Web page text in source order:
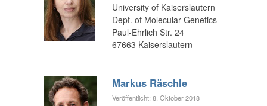
University of Kaiserslautern
Dept. of Molecular Genetics
Paul-Ehrlich Str. 24
67663 Kaiserslautern
Markus Räschle
Veröffentlicht: 8. Oktober 2018